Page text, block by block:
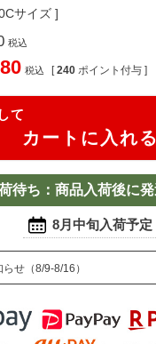
サイズ
税込
税込 [ 240 ポイント付与 ]
て
カートに入れる
待ち：商品入荷後に
8月中旬入荷予定
せ（8/9-8/16）